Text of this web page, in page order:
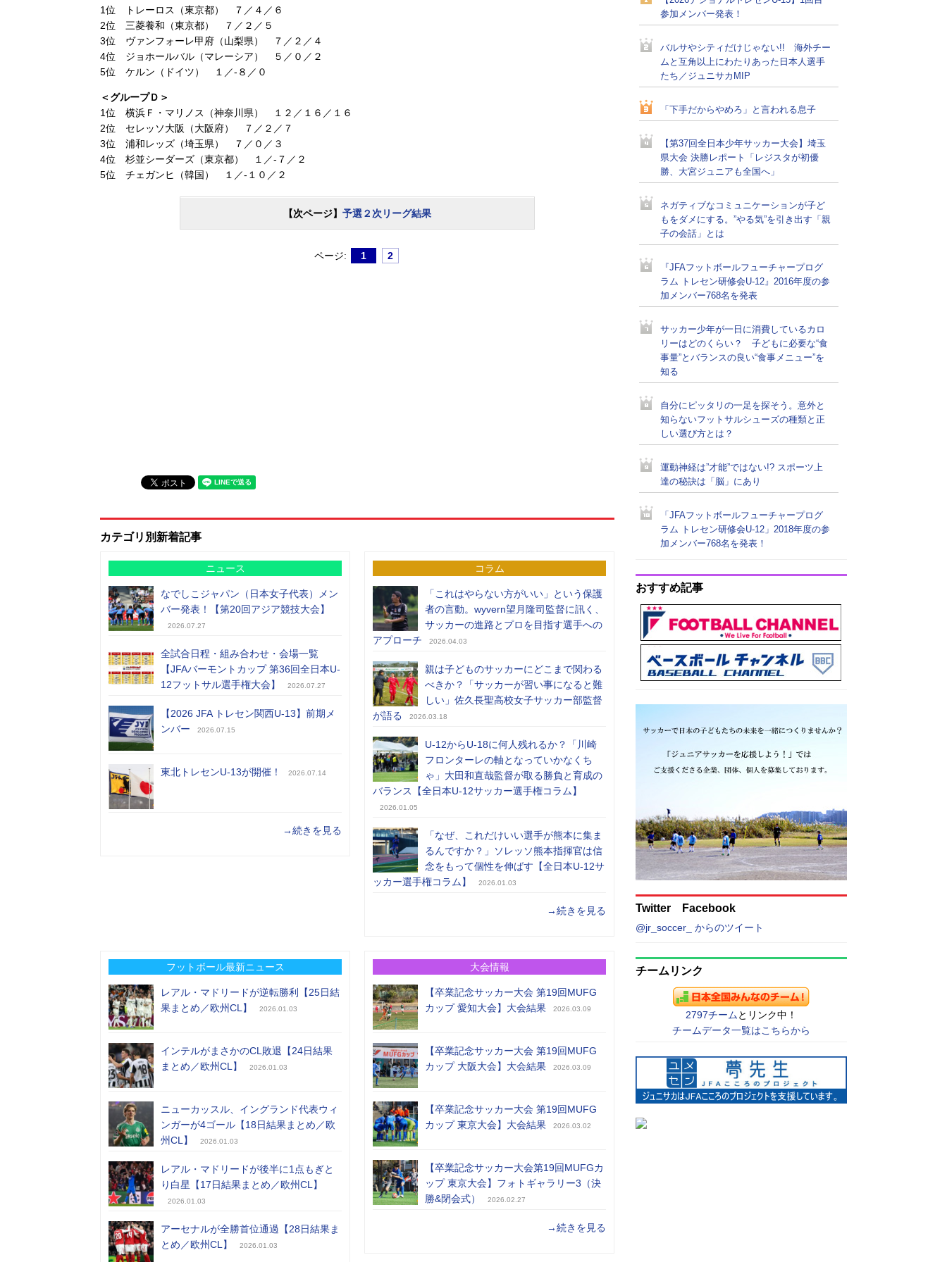
1位 トレーロス（東京都） ７／４／６
2位 三菱養和（東京都） ７／２／５
3位 ヴァンフォーレ甲府（山梨県） ７／２／４
4位 ジョホールバル（マレーシア） ５／０／２
5位 ケルン（ドイツ） １／-８／０
＜グループＤ＞
1位 横浜Ｆ・マリノス（神奈川県） １２／１６／１６
2位 セレッソ大阪（大阪府） ７／２／７
3位 浦和レッズ（埼玉県） ７／０／３
4位 杉並シーダーズ（東京都） １／-７／２
5位 チェガンヒ（韓国） １／-１０／２
【次ページ】 予選２次リーグ結果
ページ: 1 2
カテゴリ別新着記事
ニュース
なでしこジャパン（日本女子代表）メン
バー発表！【第20回アジア競技大会】
2026.07.27
全試合日程・組み合わせ・会場一覧
【JFAバーモントカップ 第36回全日本U-
12フットサル選手権大会】
2026.07.27
【2026 JFA トレセン関西U-13】前期メ
ンバー
2026.07.15
東北トレセンU-13が開催！ 2026.07.14
→続きを見る
コラム
「これはやらない方がいい」という保護
者の言動。wyvern望月隆司監督に訊く、
サッカーの進路とプロを目指す選手への
アプローチ
2026.04.03
親は子どものサッカーにどこまで関わる
べきか？「サッカーが習い事になると難
しい」佐久長聖高校女子サッカー部監督
が語る
2026.03.18
U-12からU-18に何人残れるか？「川崎
フロンターレの軸となっていかなくち
ゃ」大田和直哉監督が取る勝負と育成の
バランス【全日本U-12サッカー選手権コラム】
2026.01.05
「なぜ、これだけいい選手が熊本に集ま
るんですか？」ソレッソ熊本指揮官は信
念をもって個性を伸ばす【全日本U-12サ
ッカー選手権コラム】
2026.01.03
→続きを見る
フットボール最新ニュース
レアル・マドリードが逆転勝利【25日結
果まとめ／欧州CL】
2026.01.03
インテルがまさかのCL敗退【24日結果
まとめ／欧州CL】
2026.01.03
ニューカッスル、イングランド代表ウィ
ンガーが4ゴール【18日結果まとめ／欧
州CL】
2026.01.03
レアル・マドリードが後半に1点もぎと
り白星【17日結果まとめ／欧州CL】
2026.01.03
アーセナルが全勝首位通過【28日結果ま
とめ／欧州CL】
2026.01.03
大会情報
【卒業記念サッカー大会 第19回MUFG
カップ 愛知大会】大会結果
2026.03.09
【卒業記念サッカー大会 第19回MUFG
カップ 大阪大会】大会結果
2026.03.09
【卒業記念サッカー大会 第19回MUFG
カップ 東京大会】大会結果
2026.03.02
【卒業記念サッカー大会第19回MUFGカ
ップ 東京大会】フォトギャラリー3（決
勝&閉会式）
2026.02.27
→続きを見る
参加メンバー発表！
バルサやシティだけじゃない!! 海外チー
ムと互角以上にわたりあった日本人選手
たち／ジュニサカMIP
「下手だからやめろ」と言われる息子
【第37回全日本少年サッカー大会】埼玉
県大会 決勝レポート「レジスタが初優
勝、大宮ジュニアも全国へ」
ネガティブなコミュニケーションが子ど
もをダメにする。”やる気”を引き出す「親
子の会話」とは
『JFAフットボールフューチャープログ
ラム トレセン研修会U-12』2016年度の参
加メンバー768名を発表
サッカー少年が一日に消費しているカロ
リーはどのくらい？ 子どもに必要な“食
事量”とバランスの良い“食事メニュー”を
知る
自分にピッタリの一足を探そう。意外と
知らないフットサルシューズの種類と正
しい選び方とは？
運動神経は”才能”ではない!? スポーツ上
達の秘訣は「脳」にあり
「JFAフットボールフューチャープログ
ラム トレセン研修会U-12」2018年度の参
加メンバー768名を発表！
おすすめ記事
Twitter Facebook
@jr_soccer_ からのツイート
チームリンク
2797チーム とリンク中！
チームデータ一覧はこちらから